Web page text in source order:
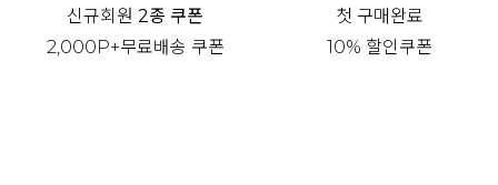
신규회원2종 쿠폰
2,000P+무료배송 쿠폰
첫 구매완료
10% 할인쿠폰